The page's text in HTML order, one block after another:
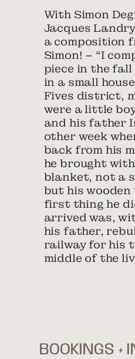
With Simon
Jacques
a composition
Simon! – “I
piece in the fall
in a small
Fives district,
were a little
and his father
other week
back from his
he brought
blanket, not a
but his
first thing he
arrived was,
his father,
railway for his
middle of the
BOOKINGS +